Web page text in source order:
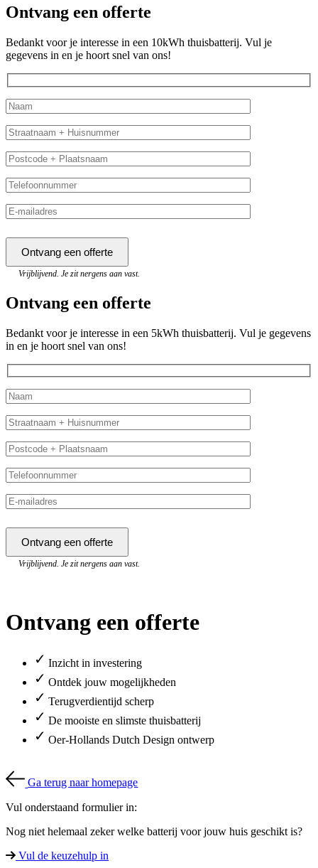
Ontvang een offerte
Bedankt voor je interesse in een 10kWh thuisbatterij. Vul je
gegevens in en je hoort snel van ons!
Vrijblijvend. Je zit nergens aan vast.
Ontvang een offerte
Bedankt voor je interesse in een 5kWh thuisbatterij. Vul je gegevens
in en je hoort snel van ons!
Vrijblijvend. Je zit nergens aan vast.
Ontvang een offerte
✓ Inzicht in investering
✓ Ontdek jouw mogelijkheden
✓ Terugverdientijd scherp
✓ De mooiste en slimste thuisbatterij
✓ Oer-Hollands Dutch Design ontwerp
Ga terug naar homepage
Vul onderstaand formulier in:
Nog niet helemaal zeker welke batterij voor jouw huis geschikt is?
Vul de keuzehulp in